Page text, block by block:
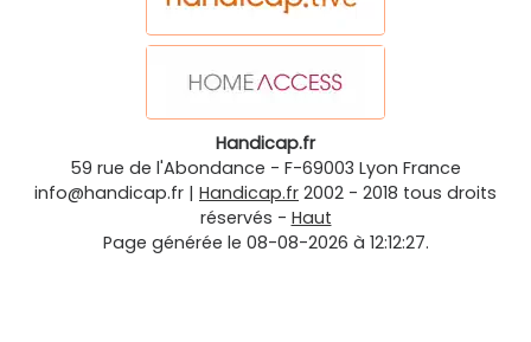
Handicap.fr
59 rue de l'Abondance - F-69003 Lyon France
info@handicap.fr | Handicap.fr 2002 - 2018 tous droits
réservés - Haut
Page générée le 08-08-2026 à 12:12:27.